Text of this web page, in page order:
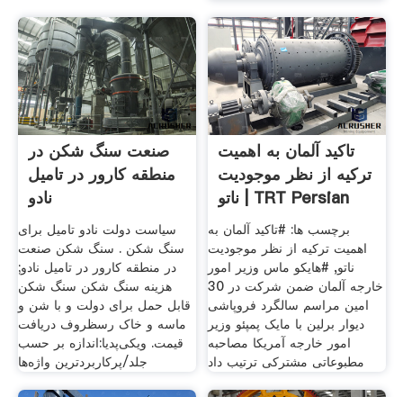
صنعت سنگ شکن در
منطقه کارور در تامیل
نادو
سیاست دولت نادو تامیل برای
سنگ شکن . سنگ شکن صنعت
در منطقه کارور در تامیل نادو;
هزینه سنگ شکن سنگ شکن
قابل حمل برای دولت و با شن و
ماسه و خاک رسظروف دریافت
قیمت. ویکی‌پدیا:اندازه بر حسب
جلد/پرکاربردترین واژه‌ها
تاکید آلمان به اهمیت
ترکیه از نظر موجودیت
ناتو | TRT Persian
برچسب ها: #تاکید آلمان به
اهمیت ترکیه از نظر موجودیت
ناتو, #هایکو ماس وزیر امور
خارجه آلمان ضمن شرکت در 30
امین مراسم سالگرد فروپاشی
دیوار برلین با مایک پمپئو وزیر
امور خارجه آمریکا مصاحبه
مطبوعاتی مشترکی ترتیب داد